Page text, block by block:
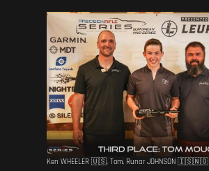
Ken WHEELER 🇺🇸, Tom, Runar JOHNSON 🇮🇸🇳🇴